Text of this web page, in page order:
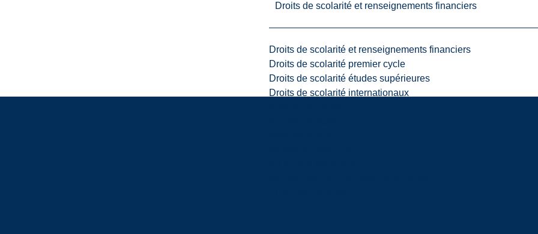
Droits de scolarité et renseignements financiers
Droits de scolarité et renseignements financiers
Droits de scolarité premier cycle
Droits de scolarité études supérieures
Droits de scolarité internationaux